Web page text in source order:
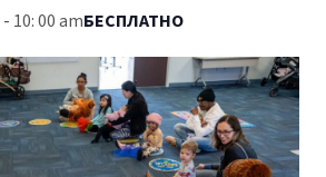
- 10:00 amБЕСПЛАТНО